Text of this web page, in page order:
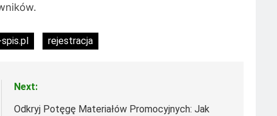
rejestracja
Next:
Odkryj Potęgę Materiałów Promocyjnych: Jak